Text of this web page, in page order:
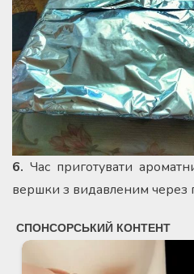
6. Час приготувати
вершки з видавленим через